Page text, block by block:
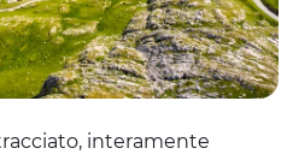
interamente